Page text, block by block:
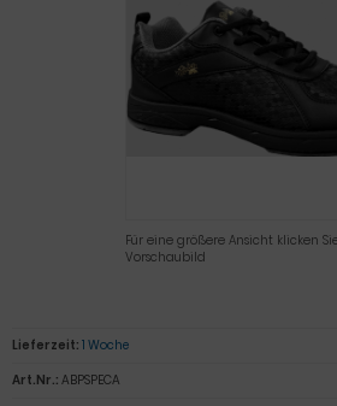
Für eine größere Ansicht klicken
Vorschaubild
Lieferzeit: 1 Woche
Art.Nr.: ABPSPECA